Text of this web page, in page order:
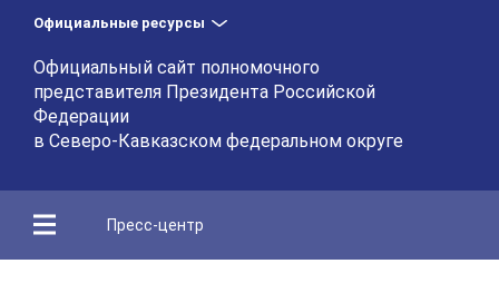
Официальные ресурсы
Официальный сайт полномочного
представителя Президента Российской
Федерации
в Северо-Кавказском федеральном округе
Пресс-центр